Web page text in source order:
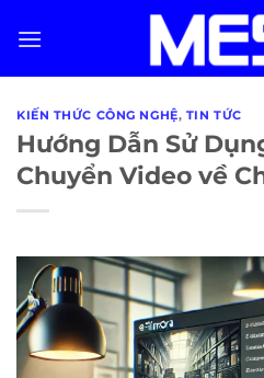
KIẾN THỨC CÔNG NGHỆ, TIN TỨC
Hướng Dẫn Sử
Chuyển Video về